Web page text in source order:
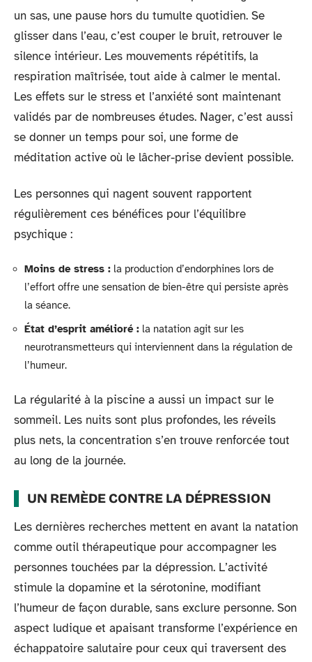
un sas, une pause hors du tumulte quotidien. Se
glisser dans l’eau, c’est couper le bruit, retrouver le
silence intérieur. Les mouvements répétitifs, la
respiration maîtrisée, tout aide à calmer le mental.
Les effets sur le stress et l’anxiété sont maintenant
validés par de nombreuses études. Nager, c’est aussi
se donner un temps pour soi, une forme de
méditation active où le lâcher-prise devient possible.
Les personnes qui nagent souvent rapportent
régulièrement ces bénéfices pour l’équilibre
psychique :
Moins de stress : la production d’endorphines lors de
l’effort offre une sensation de bien-être qui persiste après
la séance.
État d’esprit amélioré : la natation agit sur les
neurotransmetteurs qui interviennent dans la régulation de
l’humeur.
La régularité à la piscine a aussi un impact sur le
sommeil. Les nuits sont plus profondes, les réveils
plus nets, la concentration s’en trouve renforcée tout
au long de la journée.
UN REMÈDE CONTRE LA DÉPRESSION
Les dernières recherches mettent en avant la natation
comme outil thérapeutique pour accompagner les
personnes touchées par la dépression. L’activité
stimule la dopamine et la sérotonine, modifiant
l’humeur de façon durable, sans exclure personne. Son
aspect ludique et apaisant transforme l’expérience en
échappatoire salutaire pour ceux qui traversent des